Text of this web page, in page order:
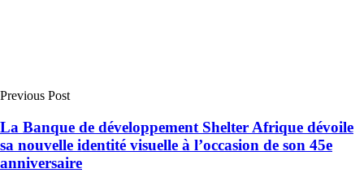
Previous Post
La Banque de développement Shelter Afrique dévoile
sa nouvelle identité visuelle à l’occasion de son 45e
anniversaire